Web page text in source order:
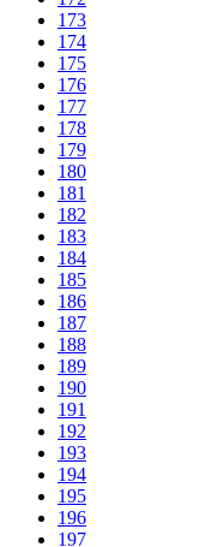
173
174
175
176
177
178
179
180
181
182
183
184
185
186
187
188
189
190
191
192
193
194
195
196
197